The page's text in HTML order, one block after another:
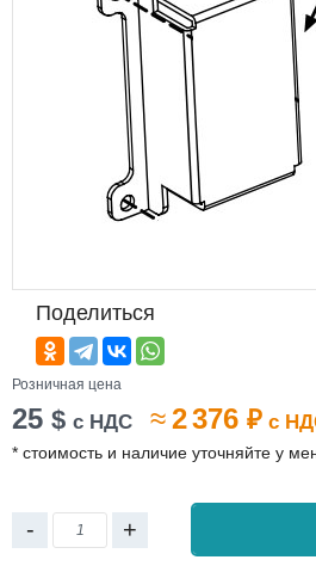
Поделиться
Розничная цена
25 $ с НДС ≈2 376 ₽ с
* стоимость и наличие уточняйте у
- +